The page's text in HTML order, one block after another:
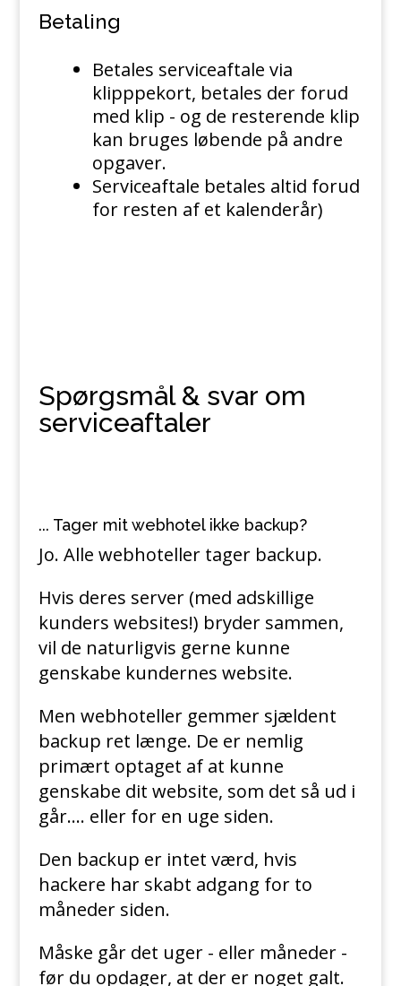
Betaling
Betales serviceaftale via
klipppekort, betales der forud
med klip - og de resterende klip
kan bruges løbende på andre
opgaver.
Serviceaftale betales altid forud
for resten af et kalenderår)
Spørgsmål & svar om
serviceaftaler
... Tager mit webhotel ikke backup?
Jo. Alle webhoteller tager backup.
Hvis deres server (med adskillige
kunders websites!) bryder sammen,
vil de naturligvis gerne kunne
genskabe kundernes website.
Men webhoteller gemmer sjældent
backup ret længe. De er nemlig
primært optaget af at kunne
genskabe dit website, som det så ud i
går…. eller for en uge siden.
Den backup er intet værd, hvis
hackere har skabt adgang for to
måneder siden.
Måske går det uger - eller måneder -
før du opdager, at der er noget galt.